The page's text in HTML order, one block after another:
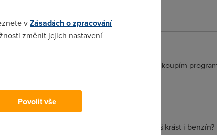
začal bych přemýšlet nad tím jestli si koupím
Potřebuješ auto, ukradneš ho? Budeš krást i benzín?
vZásadách o zpracování
změnit jejich nastavení
Povolit vše